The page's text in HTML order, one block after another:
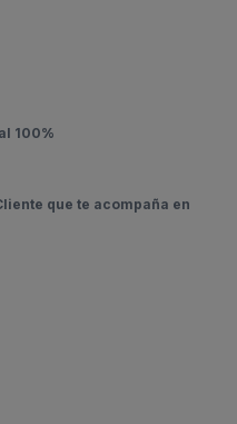
100%
que te acompaña en